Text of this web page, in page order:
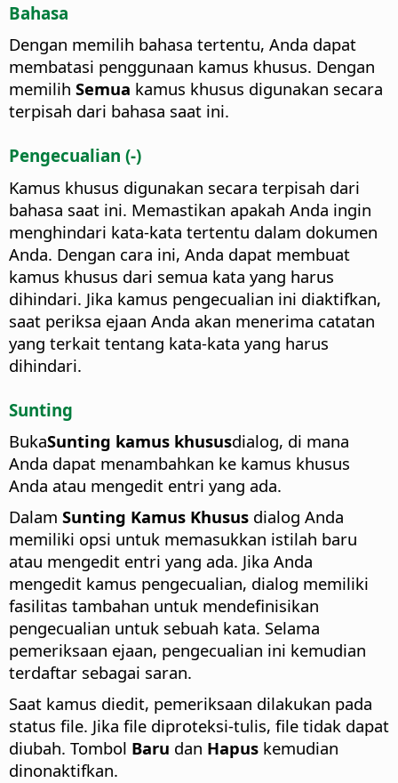
Bahasa
Dengan memilih bahasa tertentu, Anda dapat
membatasi penggunaan kamus khusus. Dengan
memilih Semua kamus khusus digunakan secara
terpisah dari bahasa saat ini.
Pengecualian (-)
Kamus khusus digunakan secara terpisah dari
bahasa saat ini. Memastikan apakah Anda ingin
menghindari kata-kata tertentu dalam dokumen
Anda. Dengan cara ini, Anda dapat membuat
kamus khusus dari semua kata yang harus
dihindari. Jika kamus pengecualian ini diaktifkan,
saat periksa ejaan Anda akan menerima catatan
yang terkait tentang kata-kata yang harus
dihindari.
Sunting
BukaSunting kamus khususdialog, di mana
Anda dapat menambahkan ke kamus khusus
Anda atau mengedit entri yang ada.
Dalam Sunting Kamus Khusus dialog Anda
memiliki opsi untuk memasukkan istilah baru
atau mengedit entri yang ada. Jika Anda
mengedit kamus pengecualian, dialog memiliki
fasilitas tambahan untuk mendefinisikan
pengecualian untuk sebuah kata. Selama
pemeriksaan ejaan, pengecualian ini kemudian
terdaftar sebagai saran.
Saat kamus diedit, pemeriksaan dilakukan pada
status file. Jika file diproteksi-tulis, file tidak dapat
diubah. Tombol Baru dan Hapus kemudian
dinonaktifkan.